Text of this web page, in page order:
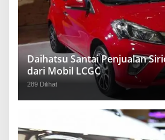
Daihatsu Santai Penjualan
dari Mobil LCGC
289 Dilihat